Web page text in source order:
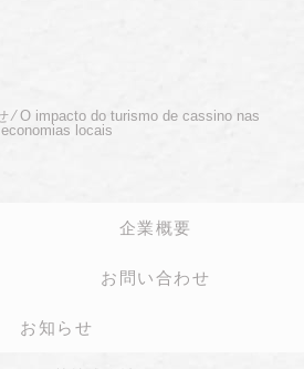
⁄O impacto do turismo de cassino nas
economias locais
企業概要
お問い合わせ
お知らせ